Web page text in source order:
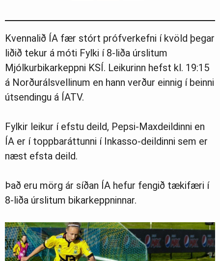
Kvennalið ÍA fær stórt prófverkefni í kvöld þegar
liðið tekur á móti Fylki í 8-liða úrslitum
Mjólkurbikarkeppni KSÍ. Leikurinn hefst kl. 19:15
á Norðurálsvellinum en hann verður einnig í beinni
útsendingu á ÍATV.
Fylkir leikur í efstu deild, Pepsi-Maxdeildinni en
ÍA er í toppbaráttunni í Inkasso-deildinni sem er
næst efsta deild.
Það eru mörg ár síðan ÍA hefur fengið tækifæri í
8-liða úrslitum bikarkeppninnar.